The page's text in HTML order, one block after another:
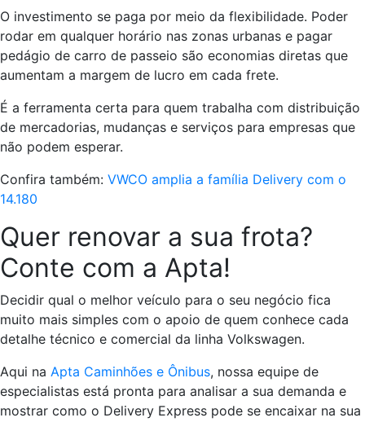
O investimento se paga por meio da flexibilidade. Poder
rodar em qualquer horário nas zonas urbanas e pagar
pedágio de carro de passeio são economias diretas que
aumentam a margem de lucro em cada frete.
É a ferramenta certa para quem trabalha com distribuição
de mercadorias, mudanças e serviços para empresas que
não podem esperar.
Confira também: VWCO amplia a família Delivery com o
14.180
Quer renovar a sua frota?
Conte com a Apta!
Decidir qual o melhor veículo para o seu negócio fica
muito mais simples com o apoio de quem conhece cada
detalhe técnico e comercial da linha Volkswagen.
Aqui na Apta Caminhões e Ônibus, nossa equipe de
especialistas está pronta para analisar a sua demanda e
mostrar como o Delivery Express pode se encaixar na sua